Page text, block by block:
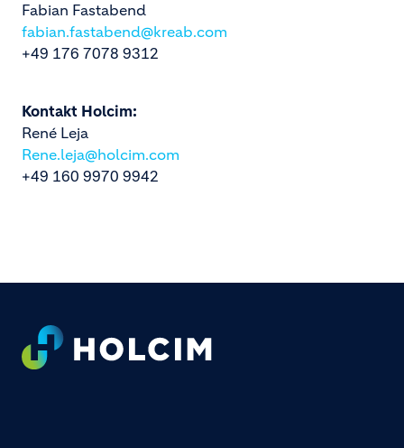
Fabian Fastabend
fabian.fastabend@kreab.com
+49 176 7078 9312
Kontakt Holcim:
René Leja
Rene.leja@holcim.com
+49 160 9970 9942
Footer